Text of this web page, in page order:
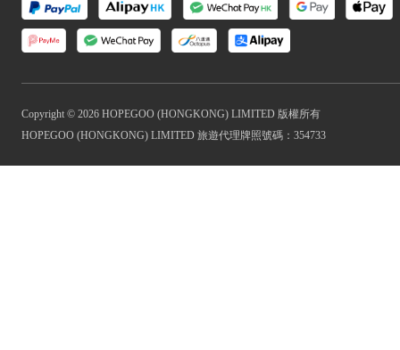
Copyright © 2026 HOPEGOO (HONGKONG) LIMITED 版權所有
HOPEGOO (HONGKONG) LIMITED 旅遊代理牌照號碼：354733